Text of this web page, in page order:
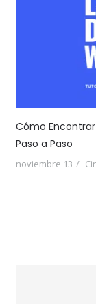
Cómo
Paso a Paso
noviembre 13